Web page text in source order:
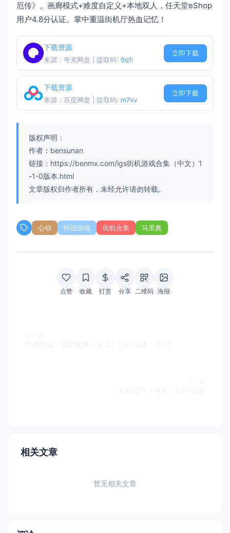
厄传》。画廊模式+难度自定义+本地双人，任天堂eShop
用户4.8分认证。掌中重温街机厅热血记忆！
下载资源
来源：夸克网盘 | 提取码: 9qfi
立即下载
下载资源
来源：百度网盘 | 提取码: m7xv
立即下载
版权声明：
作者：bensunan
链接：https://benmx.com/igs街机游戏合集（中文）1
-1-0版本.html
文章版权归作者所有，未经允许请勿转载。
心动 怀旧游戏 街机合集 马里奥
点赞 收藏 打赏 分享 二维码 海报
相关文章
暂无相关文章